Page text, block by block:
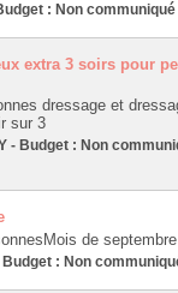
: Non
extra 3 soirs pour
dressage et
sur 3
- Budget : Non
de septembre
: Non